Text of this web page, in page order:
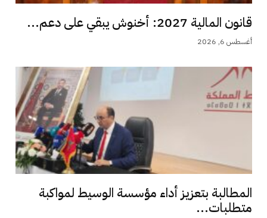
قانون المالية 2027: أخنوش يبقي على دعم...
أغسطس 6, 2026
المطالبة بتعزيز أداء مؤسسة الوسيط لمواكبة
متطلبات...